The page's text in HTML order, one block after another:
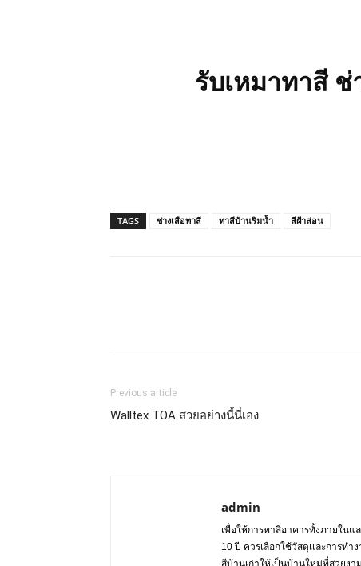
รับเหมาทาสี ช่
TAGS ช่างเสือทาสี ทาสีบ้านริมน้ำ สีฝ้าล่อน
Previous article
Walltex TOA สวยอย่างนี้นี่เอง
admin
เพื่อให้การทาสีอาคารทั้งภายใน
10 ปี ควรเลือกใช้วัสดุเเละการท
สีบ้านเก่าให้เป็นบ้านใหม่ที่สวยง